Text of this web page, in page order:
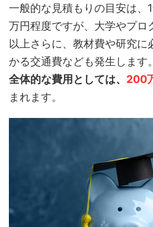
一般的な見積もりの​​目安は、
万円程度ですが、大学やプロ
以上さらに、教材費や研究に
かる交通費なども発生します。
全体的な費用としては、 200
まれます。